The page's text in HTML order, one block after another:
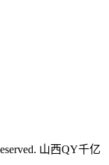
山西QY千亿